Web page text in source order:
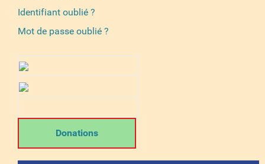
Identifiant oublié ?
Mot de passe oublié ?
Donations